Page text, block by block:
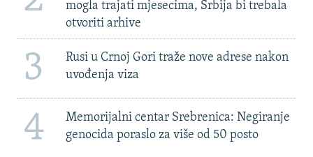
mogla trajati mjesecima, Srbija bi trebala
otvoriti arhive
3
Rusi u Crnoj Gori traže nove adrese nakon
uvođenja viza
4
Memorijalni centar Srebrenica: Negiranje
genocida poraslo za više od 50 posto